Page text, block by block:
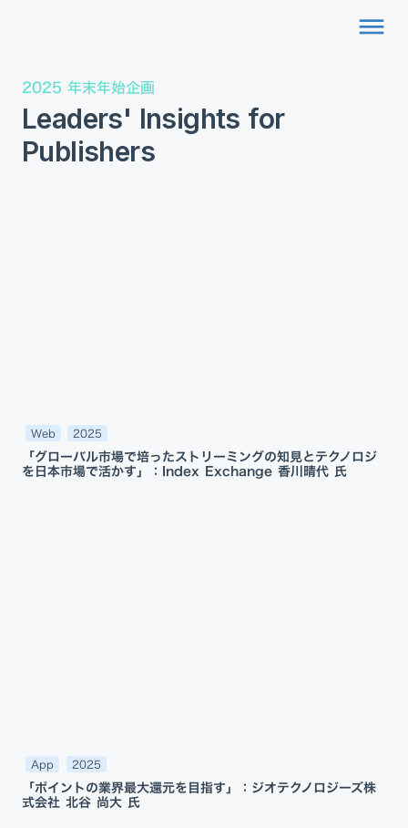
dehaze
2025 年末年始企画
Leaders' Insights for
Publishers
Web 2025
「グローバル市場で培ったストリーミングの知見とテクノロジ
を日本市場で活かす」：Index Exchange 香川晴代 氏
App 2025
「ポイントの業界最大還元を目指す」：ジオテクノロジーズ株
式会社 北谷 尚大 氏